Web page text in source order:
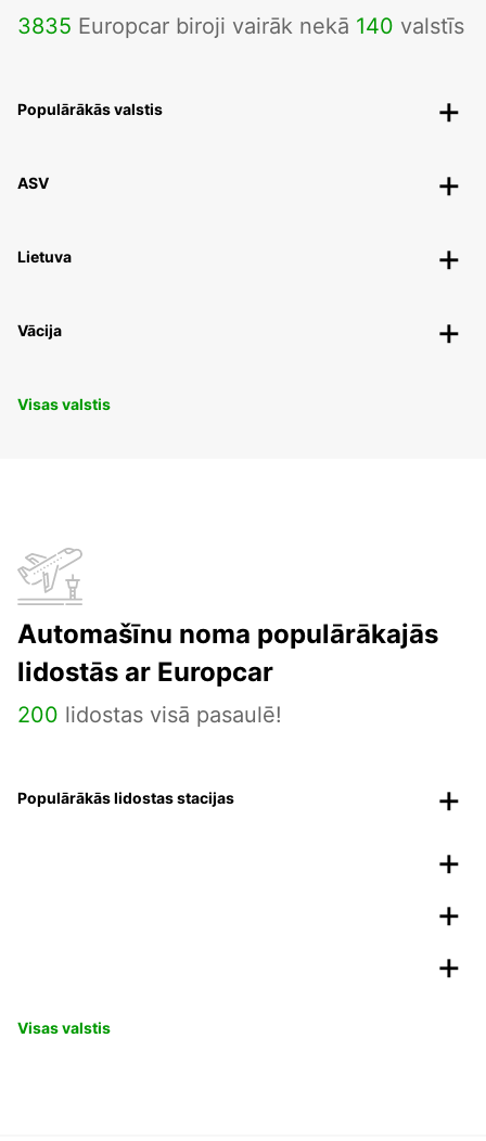
3835 Europcar biroji vairāk nekā 140 valstīs
Populārākās valstis
ASV
Lietuva
Vācija
Visas valstis
Automašīnu noma populārākajās
lidostās ar Europcar
200 lidostas visā pasaulē!
Populārākās lidostas stacijas
Visas valstis